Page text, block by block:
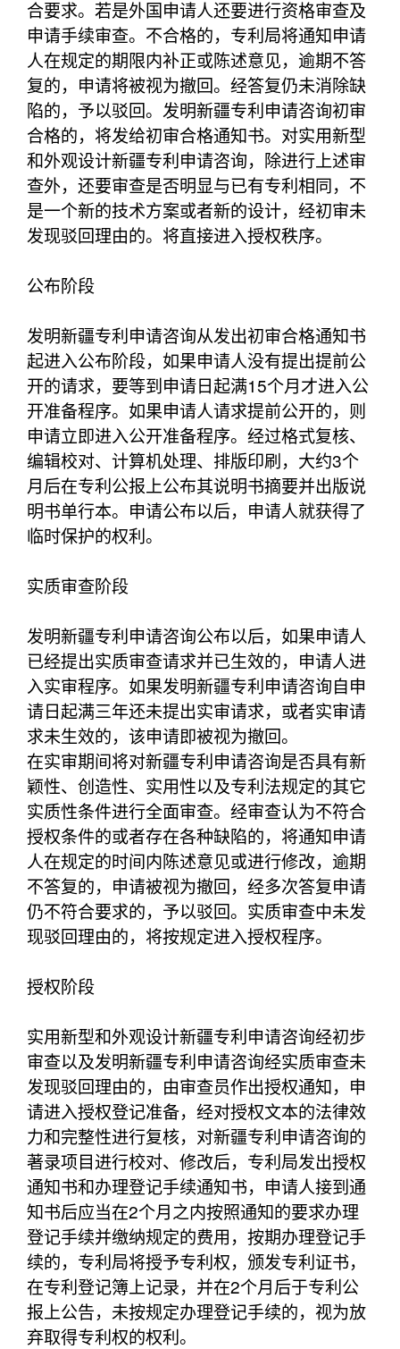
合要求。若是外国申请人还要进行资格审查及
申请手续审查。不合格的，专利局将通知申请
人在规定的期限内补正或陈述意见，逾期不答
复的，申请将被视为撤回。经答复仍未消除缺
陷的，予以驳回。发明新疆专利申请咨询初审
合格的，将发给初审合格通知书。对实用新型
和外观设计新疆专利申请咨询，除进行上述审
查外，还要审查是否明显与已有专利相同，不
是一个新的技术方案或者新的设计，经初审未
发现驳回理由的。将直接进入授权秩序。
公布阶段
发明新疆专利申请咨询从发出初审合格通知书
起进入公布阶段，如果申请人没有提出提前公
开的请求，要等到申请日起满15个月才进入公
开准备程序。如果申请人请求提前公开的，则
申请立即进入公开准备程序。经过格式复核、
编辑校对、计算机处理、排版印刷，大约3个
月后在专利公报上公布其说明书摘要并出版说
明书单行本。申请公布以后，申请人就获得了
临时保护的权利。
实质审查阶段
发明新疆专利申请咨询公布以后，如果申请人
已经提出实质审查请求并已生效的，申请人进
入实审程序。如果发明新疆专利申请咨询自申
请日起满三年还未提出实审请求，或者实审请
求未生效的，该申请即被视为撤回。
在实审期间将对新疆专利申请咨询是否具有新
颖性、创造性、实用性以及专利法规定的其它
实质性条件进行全面审查。经审查认为不符合
授权条件的或者存在各种缺陷的，将通知申请
人在规定的时间内陈述意见或进行修改，逾期
不答复的，申请被视为撤回，经多次答复申请
仍不符合要求的，予以驳回。实质审查中未发
现驳回理由的，将按规定进入授权程序。
授权阶段
实用新型和外观设计新疆专利申请咨询经初步
审查以及发明新疆专利申请咨询经实质审查未
发现驳回理由的，由审查员作出授权通知，申
请进入授权登记准备，经对授权文本的法律效
力和完整性进行复核，对新疆专利申请咨询的
著录项目进行校对、修改后，专利局发出授权
通知书和办理登记手续通知书，申请人接到通
知书后应当在2个月之内按照通知的要求办理
登记手续并缴纳规定的费用，按期办理登记手
续的，专利局将授予专利权，颁发专利证书，
在专利登记簿上记录，并在2个月后于专利公
报上公告，未按规定办理登记手续的，视为放
弃取得专利权的权利。